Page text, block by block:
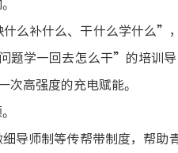
什么补什么、干什么学什么”
题学—回去怎么干”的培训导
次高强度的充电赋能。
导师制等传帮带制度，帮助